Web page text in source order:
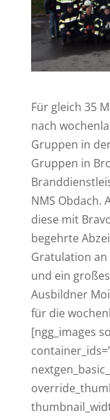
Für gleich 35
nach
Gruppen in
Gruppen in
NMS Obdach.
diese mit
begehrte
Gratulation
und ein
Ausbildner
für die
[ngg_images